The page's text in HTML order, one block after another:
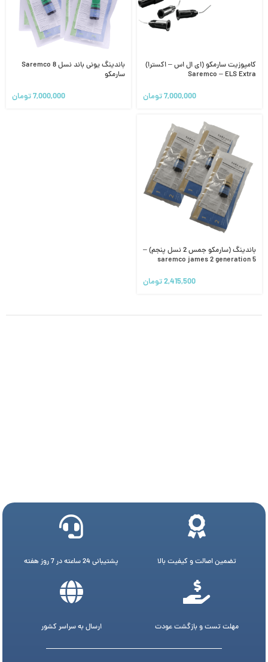
کامپوزیت سارمکو (ای ال اس – اکسترا)
Saremco – ELS Extra
7,000,000تومان
باندینگ یونی باند نسل 8 Saremco
سارمکو
7,000,000تومان
باندینگ (سارمکو جمس 2 نسل پنجم) –
saremco james 2 generation 5
2,415,500تومان
تضمین اصالت و کیفیت بالا پشتیبانی 24 ساعته در 7 روز هفته
مهلت تست و بازگشت عودت ارسال به سراسر کشور